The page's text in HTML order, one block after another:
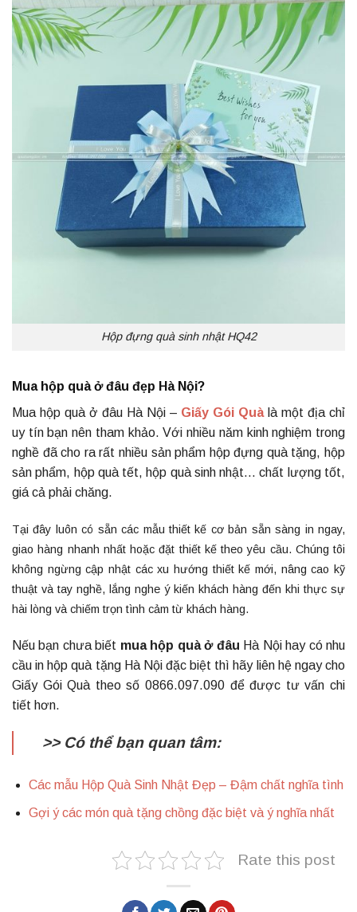
Hộp đựng quà sinh nhật HQ42
Mua hộp quà ở đâu đẹp Hà Nội?
Mua hộp quà ở đâu Hà Nội – Giấy Gói Quàlà một địa chỉ
uy tín bạn nên tham khảo. Với nhiều năm kinh nghiệm trong
nghề đã cho ra rất nhiều sản phẩm hộp đựng quà tặng, hộp
sản phẩm, hộp quà tết, hộp quà sinh nhật… chất lượng tốt,
giá cả phải chăng.
Tại đây luôn có sẵn các mẫu thiết kế cơ bản sẵn sàng in ngay,
giao hàng nhanh nhất hoặc đặt thiết kế theo yêu cầu. Chúng tôi
không ngừng cập nhật các xu hướng thiết kế mới, nâng cao kỹ
thuật và tay nghề, lắng nghe ý kiến khách hàng đến khi thực sự
hài lòng và chiếm trọn tình cảm từ khách hàng.
Nếu bạn chưa biết mua hộp quà ở đâu Hà Nội hay có nhu
cầu in hộp quà tặng Hà Nội đặc biệt thì hãy liên hệ ngay cho
Giấy Gói Quà theo số 0866.097.090 để được tư vấn chi
tiết hơn.
>> Có thể bạn quan tâm:
Các mẫu Hộp Quà Sinh Nhật Đẹp – Đậm chất nghĩa tình
Gợi ý các món quà tặng chồng đặc biệt và ý nghĩa nhất
Rate this post